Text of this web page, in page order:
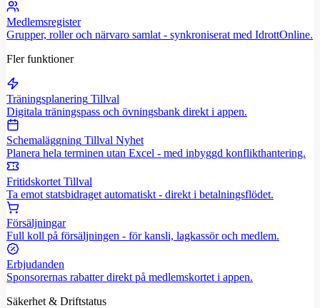
Medlemsregister
Grupper, roller och närvaro samlat - synkroniserat med IdrottOnline.
Fler funktioner
Träningsplanering Tillval
Digitala träningspass och övningsbank direkt i appen.
Schemaläggning Tillval Nyhet
Planera hela terminen utan Excel - med inbyggd konflikthantering.
Fritidskortet Tillval
Ta emot statsbidraget automatiskt - direkt i betalningsflödet.
Försäljningar
Full koll på försäljningen - för kansli, lagkassör och medlem.
Erbjudanden
Sponsorernas rabatter direkt på medlemskortet i appen.
Säkerhet & Driftstatus